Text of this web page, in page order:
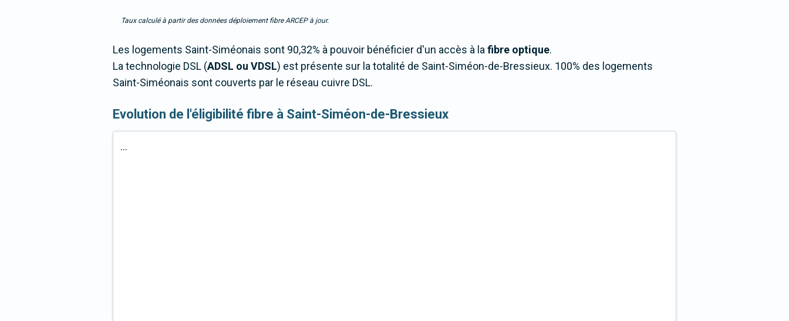
Taux calculé à partir des données déploiement fibre ARCEP à jour.
Les logements Saint-Siméonais sont 90,32% à pouvoir bénéficier d'un accès à lafibre optique.
La technologie DSL (ADSL ou VDSL) est présente sur la totalité de Saint-Siméon-de-Bressieux. 100% des logements
Saint-Siméonais sont couverts par le réseau cuivre DSL.
Evolution de l'éligibilité fibre à Saint-Siméon-de-Bressieux
...